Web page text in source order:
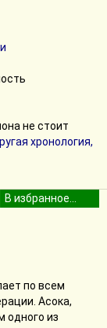
не стоит
хронология,
по всем
Асока,
одного из